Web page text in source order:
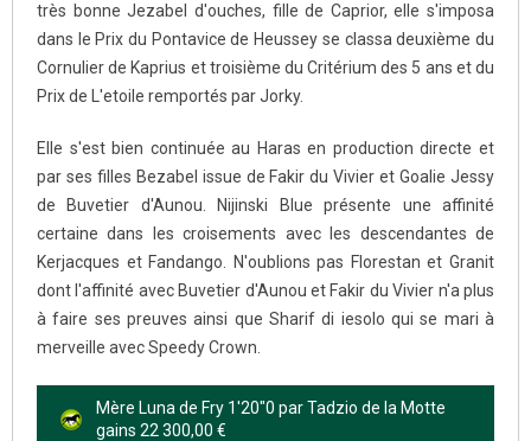
très bonne Jezabel d'ouches, fille de Caprior, elle s'imposa
dans le Prix du Pontavice de Heussey se classa deuxième du
Cornulier de Kaprius et troisième du Critérium des 5 ans et du
Prix de L'etoile remportés par Jorky.
Elle s'est bien continuée au Haras en production directe et
par ses filles Bezabel issue de Fakir du Vivier et Goalie Jessy
de Buvetier d'Aunou. Nijinski Blue présente une affinité
certaine dans les croisements avec les descendantes de
Kerjacques et Fandango. N'oublions pas Florestan et Granit
dont l'affinité avec Buvetier d'Aunou et Fakir du Vivier n'a plus
à faire ses preuves ainsi que Sharif di iesolo qui se mari à
merveille avec Speedy Crown.
Mère Luna de Fry 1'20"0 par Tadzio de la Motte
gains 22 300,00 €